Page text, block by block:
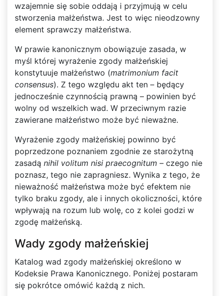
wzajemnie się sobie oddają i przyjmują w celu
stworzenia małżeństwa. Jest to więc nieodzowny
element sprawczy małżeństwa.
W prawie kanonicznym obowiązuje zasada, w
myśl której wyrażenie zgody małżeńskiej
konstytuuje małżeństwo (matrimonium facit
consensus). Z tego względu akt ten – będący
jednocześnie czynnością prawną – powinien być
wolny od wszelkich wad. W przeciwnym razie
zawierane małżeństwo może być nieważne.
Wyrażenie zgody małżeńskiej powinno być
poprzedzone poznaniem zgodnie ze starożytną
zasadą nihil volitum nisi praecognitum – czego nie
poznasz, tego nie zapragniesz. Wynika z tego, że
nieważność małżeństwa może być efektem nie
tylko braku zgody, ale i innych okoliczności, które
wpływają na rozum lub wolę, co z kolei godzi w
zgodę małżeńską.
Wady zgody małżeńskiej
Katalog wad zgody małżeńskiej określono w
Kodeksie Prawa Kanonicznego. Poniżej postaram
się pokrótce omówić każdą z nich.